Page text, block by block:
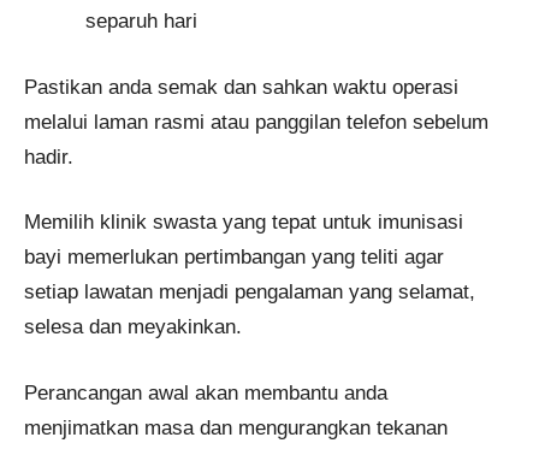
separuh hari
Pastikan anda semak dan sahkan waktu operasi
melalui laman rasmi atau panggilan telefon sebelum
hadir.
Memilih klinik swasta yang tepat untuk imunisasi
bayi memerlukan pertimbangan yang teliti agar
setiap lawatan menjadi pengalaman yang selamat,
selesa dan meyakinkan.
Perancangan awal akan membantu anda
menjimatkan masa dan mengurangkan tekanan